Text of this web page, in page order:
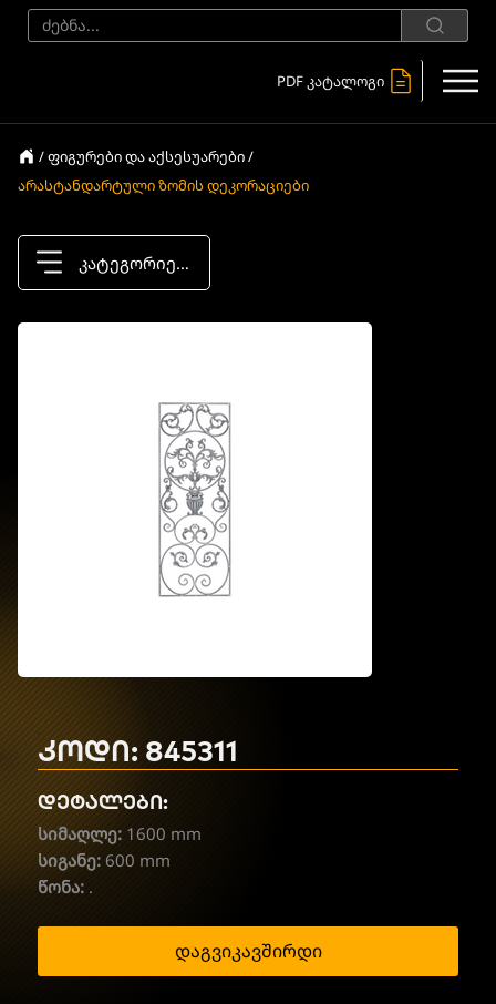
PDF კატალოგი
/ ფიგურები და აქსესუარები /
არასტანდარტული ზომის დეკორაციები
კატეგორიები
კოდი: 845311
დეტალები:
სიმაღლე: 1600 mm
სიგანე: 600 mm
წონა: .
დაგვიკავშირდი